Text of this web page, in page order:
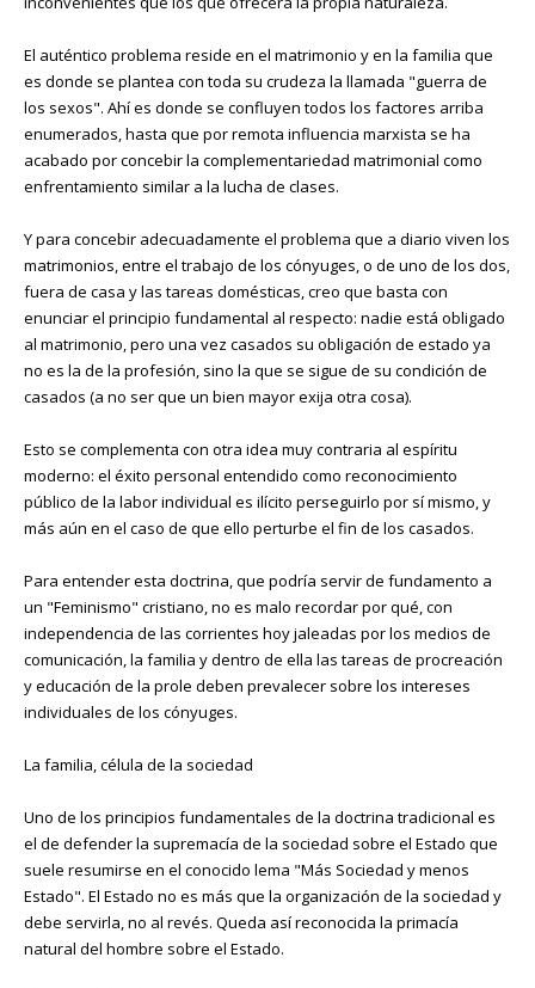
El auténtico problema reside en el matrimonio y en la familia que
es donde se plantea con toda su crudeza la llamada "guerra de
los sexos". Ahí es donde se confluyen todos los factores arriba
enumerados, hasta que por remota influencia marxista se ha
acabado por concebir la complementariedad matrimonial como
enfrentamiento similar a la lucha de clases.
Y para concebir adecuadamente el problema que a diario viven los
matrimonios, entre el trabajo de los cónyuges, o de uno de los dos,
fuera de casa y las tareas domésticas, creo que basta con
enunciar el principio fundamental al respecto: nadie está obligado
al matrimonio, pero una vez casados su obligación de estado ya
no es la de la profesión, sino la que se sigue de su condición de
casados (a no ser que un bien mayor exija otra cosa).
Esto se complementa con otra idea muy contraria al espíritu
moderno: el éxito personal entendido como reconocimiento
público de la labor individual es ilícito perseguirlo por sí mismo, y
más aún en el caso de que ello perturbe el fin de los casados.
Para entender esta doctrina, que podría servir de fundamento a
un "Feminismo" cristiano, no es malo recordar por qué, con
independencia de las corrientes hoy jaleadas por los medios de
comunicación, la familia y dentro de ella las tareas de procreación
y educación de la prole deben prevalecer sobre los intereses
individuales de los cónyuges.
La familia, célula de la sociedad
Uno de los principios fundamentales de la doctrina tradicional es
el de defender la supremacía de la sociedad sobre el Estado que
suele resumirse en el conocido lema "Más Sociedad y menos
Estado". El Estado no es más que la organización de la sociedad y
debe servirla, no al revés. Queda así reconocida la primacía
natural del hombre sobre el Estado.